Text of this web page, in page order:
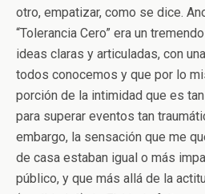
otro, empatizar, como se dice.
“Tolerancia Cero” era un
ideas claras y articuladas, con
todos conocemos y que por lo
porción de la intimidad que es
para superar eventos tan
embargo, la sensación que me
de casa estaban igual o más
público, y que más allá de la